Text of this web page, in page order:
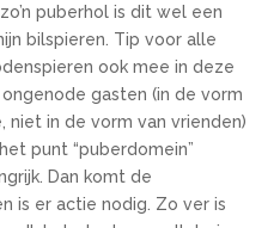
puberhol is dit wel een
bilspieren. Tip voor alle
ook mee in deze
gasten (in de vorm
niet in de vorm van vrienden)
punt “puberdomein”
Dan komt de
is er actie nodig. Zo ver is